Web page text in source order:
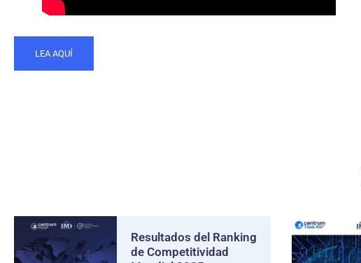
LEA AQUÍ
Resultados del Ranking
de Competitividad